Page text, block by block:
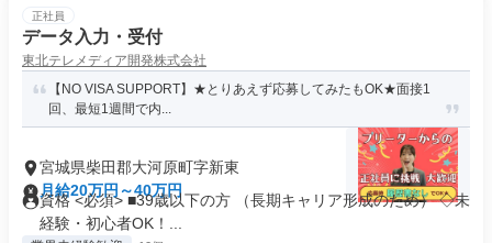
正社員
データ入力・受付
東北テレメディア開発株式会社
【NO VISA SUPPORT】★とりあえず応募してみたもOK★面接1
回、最短1週間で内...
宮城県柴田郡大河原町字新東
月給20万円～40万円
資格 <必須> ■39歳以下の方 （長期キャリア形成のため） ◇未
経験・初心者OK！...